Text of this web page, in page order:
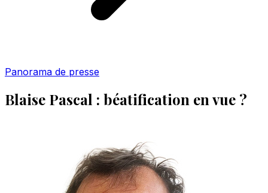
Panorama de presse
Blaise Pascal : béatification en vue ?